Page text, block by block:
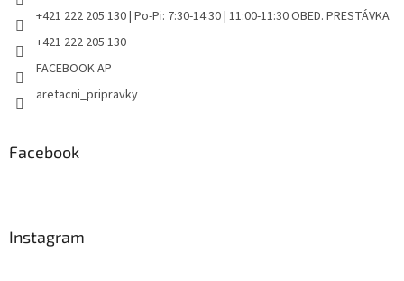
+421 222 205 130 | Po-Pi: 7:30-14:30 | 11:00-11:30 OBED. PRESTÁVKA
+421 222 205 130
FACEBOOK AP
aretacni_pripravky
Facebook
Instagram